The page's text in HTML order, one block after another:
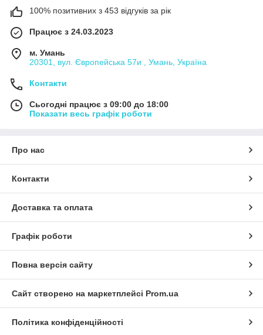
100% позитивних з 453 відгуків за рік
Працює з 24.03.2023
м. Умань
20301, вул. Європейська 57и , Умань, Україна
Контакти
Сьогодні працює з 09:00 до 18:00
Показати весь графік роботи
Про нас
Контакти
Доставка та оплата
Графік роботи
Повна версія сайту
Сайт створено на маркетплейсі Prom.ua
Політика конфіденційності